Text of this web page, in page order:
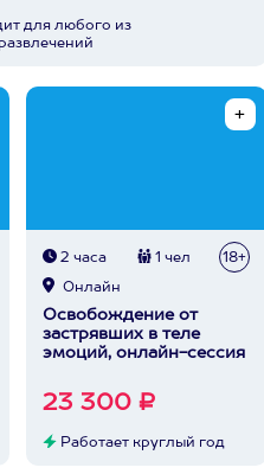
для любого из
2 часа 1 чел 18+
Онлайн
Освобождение от
застрявших в теле
эмоций, онлайн-сессия
23 300 ₽
Работает круглый год